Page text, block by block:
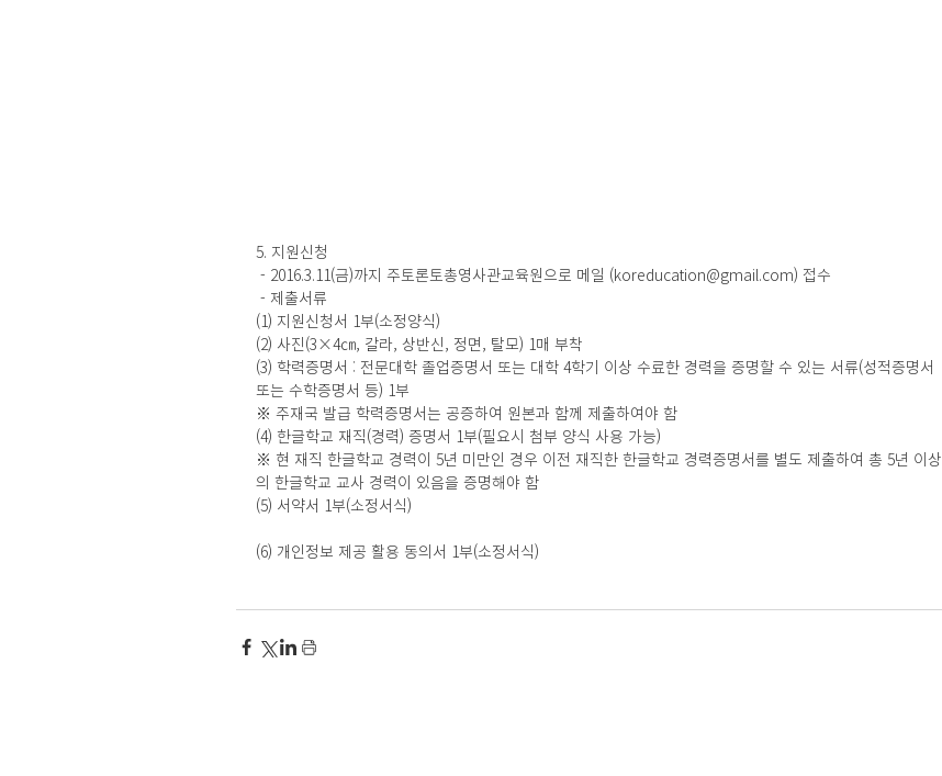
5. 지원신청
- 2016.3.11(금)까지 주토론토총영사관교육원으로 메일 (koreducation@gmail.com) 접수
- 제출서류
(1) 지원신청서 1부(소정양식)
(2) 사진(3×4㎝, 칼라, 상반신, 정면, 탈모) 1매 부착
(3) 학력증명서 : 전문대학 졸업증명서 또는 대학 4학기 이상 수료한 경력을 증명할 수 있는 서류(성적증명서
또는 수학증명서 등) 1부
※ 주재국 발급 학력증명서는 공증하여 원본과 함께 제출하여야 함
(4) 한글학교 재직(경력) 증명서 1부(필요시 첨부 양식 사용 가능)
※ 현 재직 한글학교 경력이 5년 미만인 경우 이전 재직한 한글학교 경력증명서를 별도 제출하여 총 5년 이상
의 한글학교 교사 경력이 있음을 증명해야 함
(5) 서약서 1부(소정서식)
(6) 개인정보 제공 활용 동의서 1부(소정서식)